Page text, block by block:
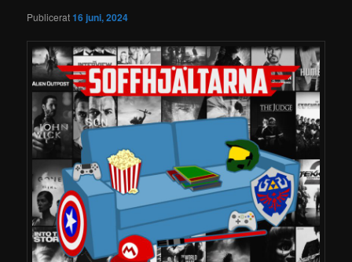
Publicerat16 juni, 2024